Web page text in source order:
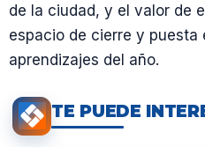
de la ciudad, y el valor de
espacio de cierre y puesta
aprendizajes del año.
TE PUEDE